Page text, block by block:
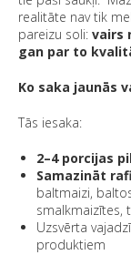
realitāte nav tik
pareizu soli: vairs
gan par to
Ko saka jaunās
Tās iesaka:
2–4 porcijas
Samazināt
baltmaizi,
smalkmaizītes,
Uzsvērta
produktiem